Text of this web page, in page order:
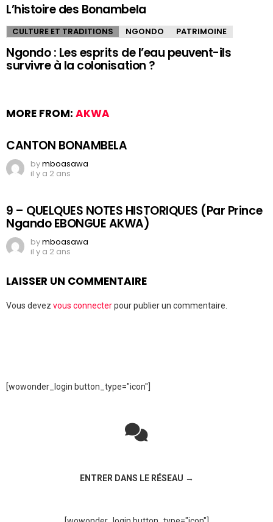
L’histoire des Bonambela
CULTURE ET TRADITIONS NGONDO PATRIMOINE
Ngondo : Les esprits de l’eau peuvent-ils
survivre à la colonisation ?
MORE FROM: AKWA
CANTON BONAMBELA
bymboasawa
il y a 2 ans
9 – QUELQUES NOTES HISTORIQUES (Par Prince
Ngando EBONGUE AKWA)
bymboasawa
il y a 2 ans
LAISSER UN COMMENTAIRE
Vous devez vous connecterpour publier un commentaire.
[wowonder_login button_type="icon"]
ENTRER DANS LE RÉSEAU →